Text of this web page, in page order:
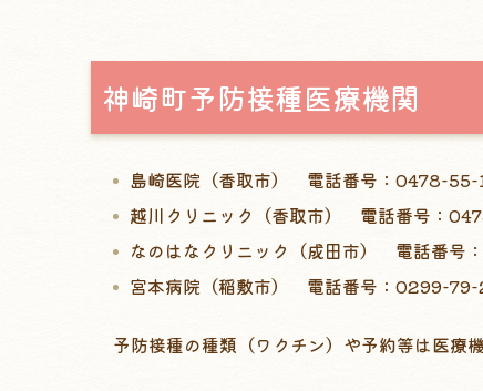
神崎町予防接種医療機関
島崎医院（香取市） 電話番号：0478-55-
越川クリニック（香取市） 電話番号：
なのはなクリニック（成田市） 電話番号
宮本病院（稲敷市） 電話番号：0299-79-
予防接種の種類（ワクチン）や予約等は医療